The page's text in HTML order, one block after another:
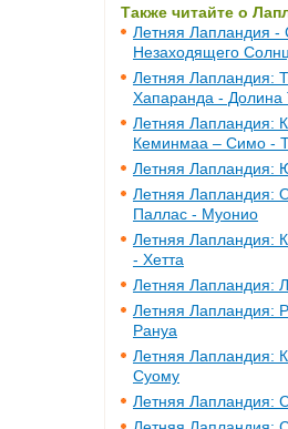
Также читайте о
Летняя Лапландия -
Незаходящего
Летняя Лапландия:
Хапаранда - Долина
Летняя Лапландия:
Кеминмаа – Симо -
Летняя Лапландия:
Летняя Лапландия:
Паллас - Муонио
Летняя Лапландия:
- Хетта
Летняя Лапландия:
Летняя Лапландия:
Рануа
Летняя Лапландия:
Суому
Летняя Лапландия: